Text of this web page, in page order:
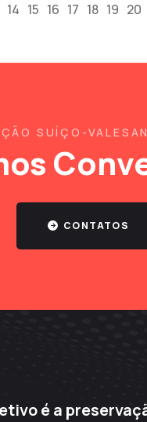
14 15 16 17 18 19 20
SUÍÇO-
CONTATOS
é a